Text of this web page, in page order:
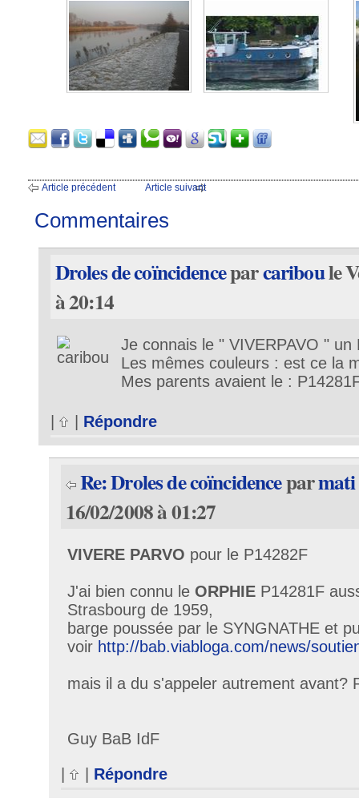
Article précédent Article suivant
Commentaires
Droles de coïncidenceparcariboule
à 20:14
Je connais le " VIVERPAVO " un
Les mêmes couleurs : est ce la
Mes parents avaient le :
Répondre
Re: Droles de coïncidenceparmati
16/02/2008 à 01:27
VIVERE PARVO pour le P14282F
J'ai bien connu le ORPHIEP14281F
Strasbourg de 1959,
barge poussée par le SYNGNATHE et
voir http://bab.viabloga.com/news/
mais il a du s'appeler autrement avant?
Guy BaB IdF
Répondre